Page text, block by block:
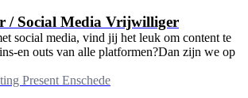
/ Social Media Vrijwilliger
social media, vind jij het leuk om content te
en outs van alle platformen?Dan zijn we op
Present Enschede